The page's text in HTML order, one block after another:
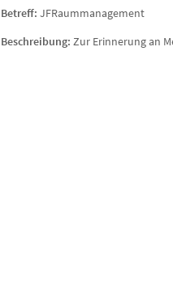
Betreff: JFRaummanagement
Beschreibung: Zur Erinnerung an